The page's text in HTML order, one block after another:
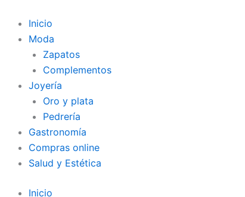
contenido
Inicio
Moda
Zapatos
Complementos
Joyería
Oro y plata
Pedrería
Gastronomía
Compras online
Salud y Estética
Inicio